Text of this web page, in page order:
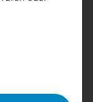
58136
für die eine